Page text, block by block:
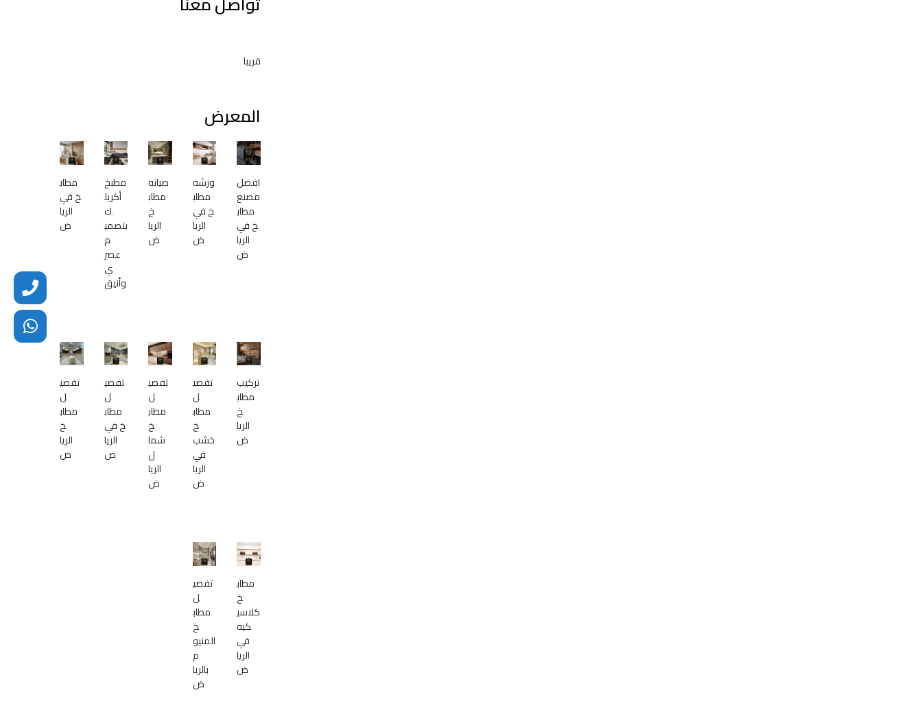
قريبا
المعرض
افضل
مصنع
مطاب
خ في
الريا
ض
ورشه
مطاب
خ في
الريا
ض
صيانه
مطاب
خ
الريا
ض
مطبخ
أكريل
ك
بتصمي
م
عصر
ي
وأنيق
مطاب
خ في
الريا
ض
تركيب
مطاب
خ
الريا
ض
تفصي
ل
مطاب
خ
خشب
في
الريا
ض
تفصي
ل
مطاب
خ
شما
ل
الريا
ض
تفصي
ل
مطاب
خ في
الريا
ض
تفصي
ل
مطاب
خ
الريا
ض
مطاب
خ
كلاسي
كيه
في
الريا
ض
تفصي
ل
مطاب
خ
المنيو
م
بالريا
ض